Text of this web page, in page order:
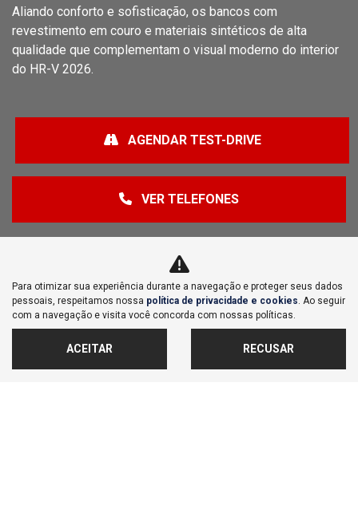
Aliando conforto e sofisticação, os bancos com
revestimento em couro e materiais sintéticos de alta
qualidade que complementam o visual moderno do interior
do HR-V 2026.
VER TELEFONES
AGENDAR TEST-DRIVE
Para otimizar sua experiência durante a navegação e proteger seus dados
pessoais, respeitamos nossa política de privacidade e cookies. Ao seguir
com a navegação e visita você concorda com nossas políticas.
ACEITAR RECUSAR